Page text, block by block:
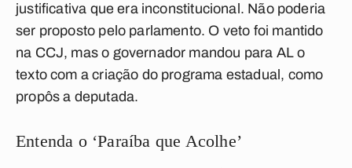
justificativa que era inconstitucional. Não poderia
ser proposto pelo parlamento. O veto foi mantido
na CCJ, mas o governador mandou para AL o
texto com a criação do programa estadual, como
propôs a deputada.
Entenda o ‘Paraíba que Acolhe’